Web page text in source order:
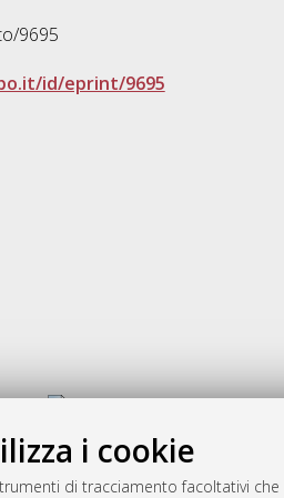
i cookie
di tracciamento facoltativi
9695
id/eprint/9695